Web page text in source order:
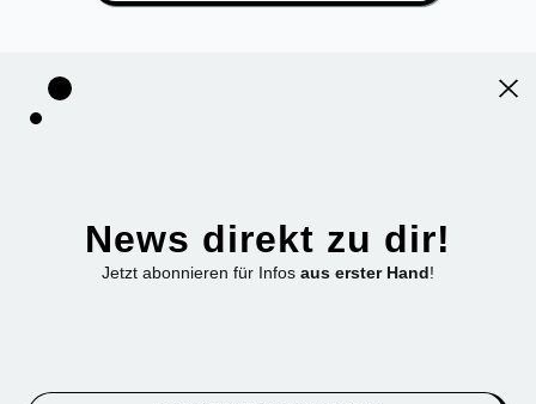
News direkt zu dir!
Jetzt abonnieren für Infos aus erster Hand!